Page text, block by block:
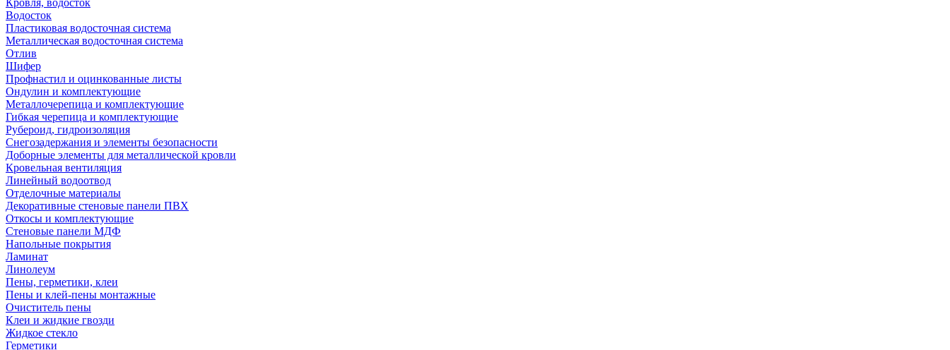
Кровля, водосток
Водосток
Пластиковая водосточная система
Металлическая водосточная система
Отлив
Шифер
Профнастил и оцинкованные листы
Ондулин и комплектующие
Металлочерепица и комплектующие
Гибкая черепица и комплектующие
Рубероид, гидроизоляция
Снегозадержания и элементы безопасности
Доборные элементы для металлической кровли
Кровельная вентиляция
Линейный водоотвод
Отделочные материалы
Декоративные стеновые панели ПВХ
Откосы и комплектующие
Стеновые панели МДФ
Напольные покрытия
Ламинат
Линолеум
Пены, герметики, клеи
Пены и клей-пены монтажные
Очиститель пены
Клеи и жидкие гвозди
Жидкое стекло
Герметики